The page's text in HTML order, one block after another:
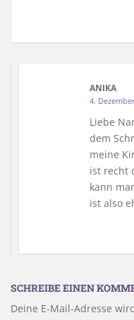
ANIKA
4.
Liebe
dem
meine
ist recht
kann
ist also
SCHREIBE EINEN
Deine E-Mail-Adresse